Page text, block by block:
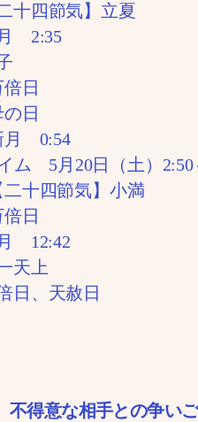
十四節気】立夏
2:35
日
日
月 0:54
ム 5月20日（土）2:50
二十四節気】小満
日
12:42
天上
日、天赦日
得意な相手との争い